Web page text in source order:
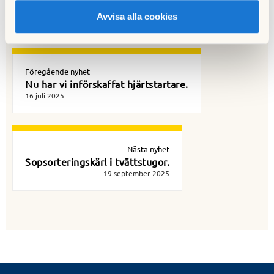
Avvisa alla cookies
Föregående nyhet
Nu har vi införskaffat hjärtstartare.
16 juli 2025
Nästa nyhet
Sopsorteringskärl i tvättstugor.
19 september 2025